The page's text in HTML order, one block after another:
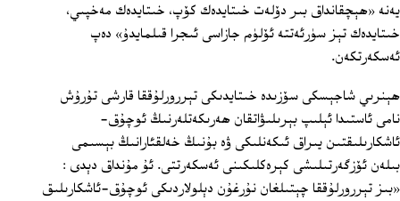
يەنە «ھېچقانداق بىر دۆلەت خىتايدەك كۆپ، خىتايدەك مەخپىي،
خىتايدەك تېز سۈرئەتتە ئۆلۈم جازاسى ئىجرا قىلمايدۇ» دەپ
ئەسكەرتكەن.
ھېنرىي شاجېسكى سۆزىدە خىتايدىكى تېررورلۇققا قارشى تۇرۇش
نامى ئاستىدا ئېلىپ بېرىلىۋاتقان ھەرىكەتلەرنىڭ ئوچۇق-
ئاشكارىلىقتىن يىراق ئىكەنلىكى ۋە بۇنىڭ خەلقئارانىڭ بېسىمى
بىلەن ئۆزگەرتىلىشى كېرەكلىكىنى ئەسكەرتتى. ئۇ مۇنداق دېدى :
«بىز تېررورلۇققا چېتىلغان نۇرغۇن دېلولاردىكى ئوچۇق-ئاشكارىلىق